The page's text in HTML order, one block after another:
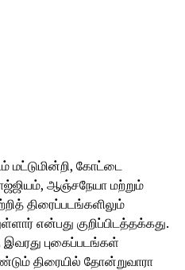
மட்டுமின்றி, கோட்டை
ஆஞ்சநேயா மற்றும்
திரைப்படங்களிலும்
என்பது குறிப்பிடத்தக்கது.
புகைப்படங்கள்
திரையில் தோன்றுவாரா